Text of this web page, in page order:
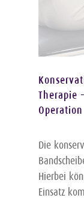
Therapie
Operation
Die
Hierbei
Einsatz